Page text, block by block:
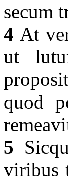
secum
4 At
ut
quod
5
viribus